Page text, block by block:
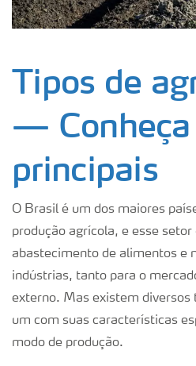
Tipos de
— Conheça
principais
O Brasil é um dos maiores
produção agrícola, e esse
abastecimento de alimentos e
indústrias, tanto para o
externo. Mas existem diversos
um com suas características
modo de produção.